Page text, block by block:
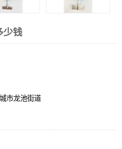
少钱
市龙池街道
速度检测器